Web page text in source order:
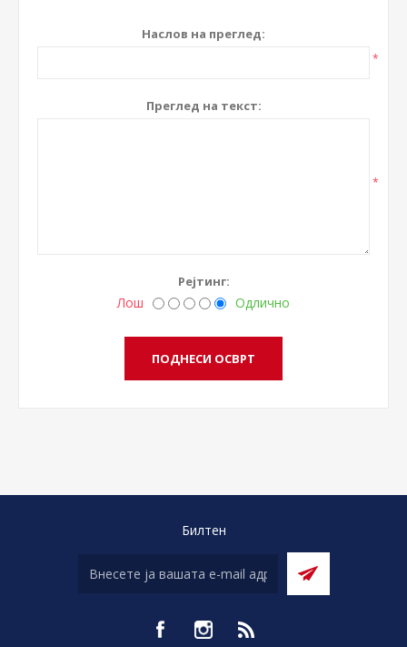
Наслов на преглед:
*
Преглед на текст:
*
Рејтинг:
Лош Одлично
Билтен